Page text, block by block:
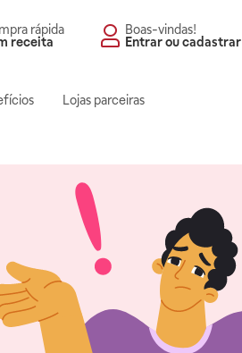
rápida
receita
Boas-vindas!
Entrar ou cadastrar
Lojas parceiras